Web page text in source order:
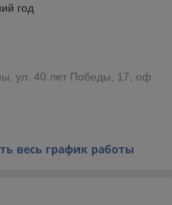
год
ул. 40 лет Победы, 17, оф.
весь график работы